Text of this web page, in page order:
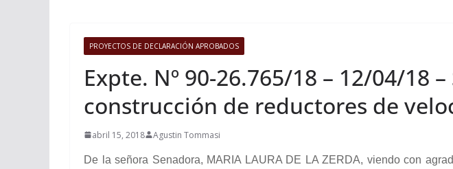
PROYECTOS DE DECLARACIÓN APROBADOS
Expte. Nº 90-26.765/18 – 12/04/18
construcción de reductores de
abril 15, 2018 Agustin Tommasi
De la señora Senadora, MARIA LAURA DE LA ZERDA, viendo con